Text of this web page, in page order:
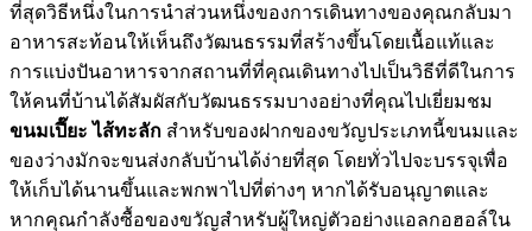
ที่สุดวิธีหนึ่งในการนำส่วนหนึ่งของการเดินทางของคุณกลับมา
อาหารสะท้อนให้เห็นถึงวัฒนธรรมที่สร้างขึ้นโดยเนื้อแท้และ
การแบ่งปันอาหารจากสถานที่ที่คุณเดินทางไปเป็นวิธีที่ดีในการ
ให้คนที่บ้านได้สัมผัสกับวัฒนธรรมบางอย่างที่คุณไปเยี่ยมชม
ขนมเปี๊ยะ ไส้ทะลัก สำหรับของฝากของขวัญประเภทนี้ขนมและ
ของว่างมักจะขนส่งกลับบ้านได้ง่ายที่สุด โดยทั่วไปจะบรรจุเพื่อ
ให้เก็บได้นานขึ้นและพกพาไปที่ต่างๆ หากได้รับอนุญาตและ
หากคุณกำลังซื้อของขวัญสำหรับผู้ใหญ่ตัวอย่างแอลกอฮอล์ใน